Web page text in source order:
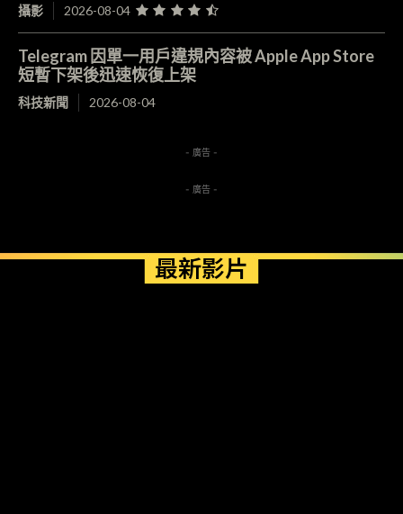
攝影 2026-08-04
Telegram 因單一用戶違規內容被 Apple App Store
短暫下架後迅速恢復上架
科技新聞 2026-08-04
- 廣告 -
- 廣告 -
最新影片